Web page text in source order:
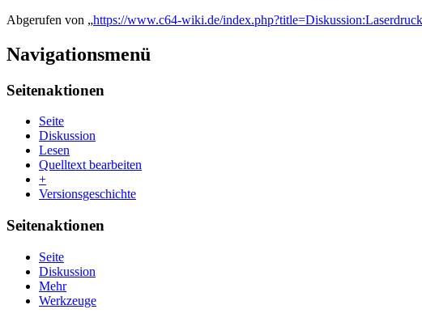
Abgerufen von „https://www.c64-wiki.de/
Navigationsmenü
Seitenaktionen
Seite
Diskussion
Lesen
Quelltext bearbeiten
+
Versionsgeschichte
Seitenaktionen
Seite
Diskussion
Mehr
Werkzeuge